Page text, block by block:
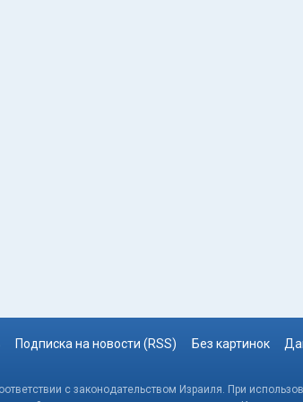
Подписка на новости (RSS) Без картинок
с законодательством Израиля. При